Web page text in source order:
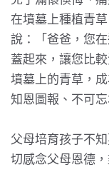
在墳墓上種植青
說：「爸爸，您
蓋起來，讓您比
墳墓上的青草，
知恩圖報、不可忘
父母培育孩子不
切感念父母恩德